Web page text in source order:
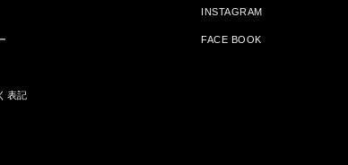
表記
INSTAGRAM
FACE BOOK